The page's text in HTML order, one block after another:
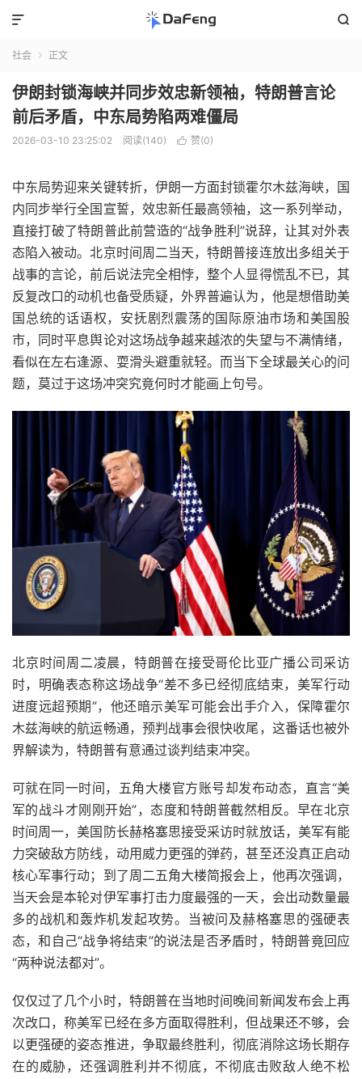


社会  正文
伊朗封锁海峡并同步效忠新领袖，特朗普言论
前后矛盾，中东局势陷两难僵局
2026-03-10 23:25:02 阅读(140)  赞(0)
中东局势迎来关键转折，伊朗一方面封锁霍尔木兹海峡，国
内同步举行全国宣誓，效忠新任最高领袖，这一系列举动，
直接打破了特朗普此前营造的“战争胜利”说辞，让其对外表
态陷入被动。北京时间周二当天，特朗普接连放出多组关于
战事的言论，前后说法完全相悖，整个人显得慌乱不已，其
反复改口的动机也备受质疑，外界普遍认为，他是想借助美
国总统的话语权，安抚剧烈震荡的国际原油市场和美国股
市，同时平息舆论对这场战争越来越浓的失望与不满情绪，
看似在左右逢源、耍滑头避重就轻。而当下全球最关心的问
题，莫过于这场冲突究竟何时才能画上句号。
北京时间周二凌晨，特朗普在接受哥伦比亚广播公司采访
时，明确表态称这场战争“差不多已经彻底结束，美军行动
进度远超预期”，他还暗示美军可能会出手介入，保障霍尔
木兹海峡的航运畅通，预判战事会很快收尾，这番话也被外
界解读为，特朗普有意通过谈判结束冲突。
可就在同一时间，五角大楼官方账号却发布动态，直言“美
军的战斗才刚刚开始”，态度和特朗普截然相反。早在北京
时间周一，美国防长赫格塞思接受采访时就放话，美军有能
力突破敌方防线，动用威力更强的弹药，甚至还没真正启动
核心军事行动；到了周二五角大楼简报会上，他再次强调，
当天会是本轮对伊军事打击力度最强的一天，会出动数量最
多的战机和轰炸机发起攻势。当被问及赫格塞思的强硬表
态，和自己“战争将结束”的说法是否矛盾时，特朗普竟回应
“两种说法都对”。
仅仅过了几个小时，特朗普在当地时间晚间新闻发布会上再
次改口，称美军已经在多方面取得胜利，但战果还不够，会
以更强硬的姿态推进，争取最终胜利，彻底消除这场长期存
在的威胁，还强调胜利并不彻底，不彻底击败敌人绝不松